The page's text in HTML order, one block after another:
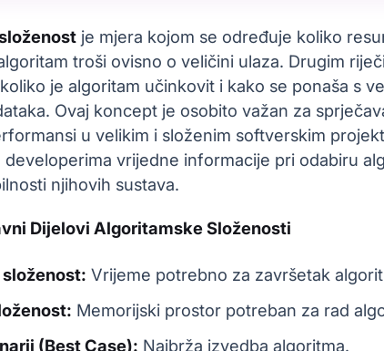
je mjera kojom se određuje koliko
troši ovisno o veličini ulaza. Drugim
je algoritam učinkovit i kako se ponaša s
Ovaj koncept je osobito važan za
u velikim i složenim softverskim
developerima vrijedne informacije pri odabiru
njihovih sustava.
Dijelovi Algoritamske Složenosti
Vrijeme potrebno za završetak
Memorijski prostor potreban za rad
(Best Case): Najbrža izvedba algoritma.